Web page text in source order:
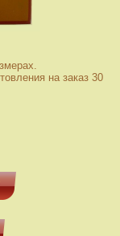
на заказ 30